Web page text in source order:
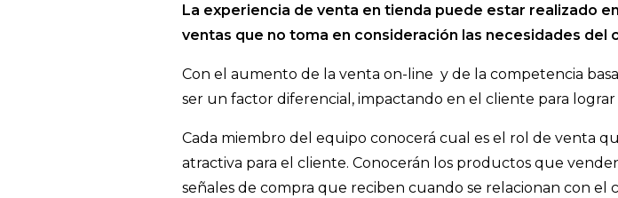
La experiencia de venta en tienda puede estar realizado
ventas que no toma en consideración las necesidades del
Con el aumento de la venta on-line y de la competencia
ser un factor diferencial, impactando en el cliente para
Cada miembro del equipo conocerá cual es el rol de venta
atractiva para el cliente. Conocerán los productos que
señales de compra que reciben cuando se relacionan con el